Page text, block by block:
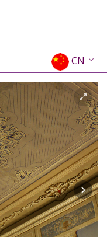
CN
EN
EL
FR
DE
IT
ES
RU